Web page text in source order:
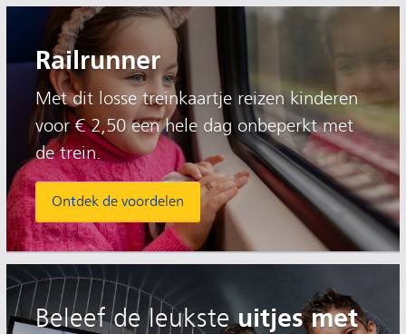
Railrunner
Met dit losse treinkaartje reizen kinderen
voor € 2,50 een hele dag onbeperkt met
de trein.
Ontdek de voordelen
Beleef de leuksteuitjes met